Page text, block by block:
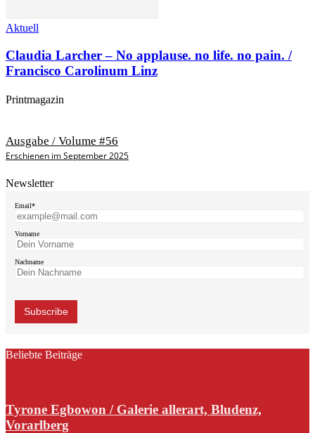
Aktuell
Claudia Larcher – No applause. no life. no pain. /
Francisco Carolinum Linz
Printmagazin
Ausgabe / Volume #56
Erschienen im September 2025
Newsletter
Email*
Vorname
Nachname
Beliebte Beiträge
Tyrone Egbowon / Galerie allerart, Bludenz,
Vorarlberg